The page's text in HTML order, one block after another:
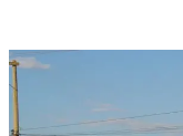
Digite
aqui
o
seu